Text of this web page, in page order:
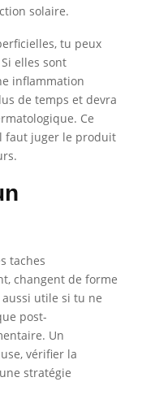
solaire.
tu peux
elles sont
inflammation
de temps et devra
Ce
faut juger le produit
taches
changent de forme
aussi utile si tu ne
post-
Un
vérifier la
stratégie